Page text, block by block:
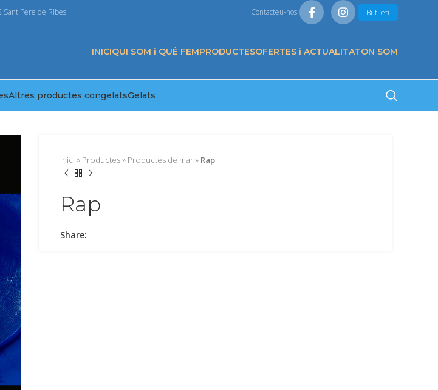
Sant Pere de Ribes Contacteu-nos Butlletí
INICIQUI SOM i QUÈ FEMPRODUCTESOFERTES i ACTUALITATON SOM
Altres productes congelatsGelats
Inici » Productes» Productes de mar» Rap
Rap
Share: